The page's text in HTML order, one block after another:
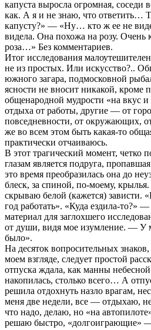
капуста выросла огромная, соседи
как. А я и не знаю, что ответить…
капусту?» — «Ну… кто ж ее не
видела. Она похожа на розу. Очень
роза…» Без комментариев.
Итог исследования
не из простых. Или искусство?..
южного загара, подмосковной
ясности не вносит никакой, кроме
общенародной мудрости «на вкус
отдыха от работы, другие — от
повседневности, от окружающих,
же во всем этом быть какая-то
практически отчаиваюсь.
В этот трагический момент, четко
глазам является подруга,
это время преобразилась она до
блеск, за спиной, по-моему,
скрываю белой (кажется) зависти.
год работать». «Куда ездила-то?»
материал для заглохшего
от души, видя мое изумление. — У
было».
На десяток вопросительных
моем взгляде, следует простой
отпуска ждала, как манны небесной:
накопилась, столько всего… А
решила отдохнуть назло врагам,
меня две недели, все — отдыхаю,
что надо, делаю, но «на
решаю быстро, «долгоиграющие»